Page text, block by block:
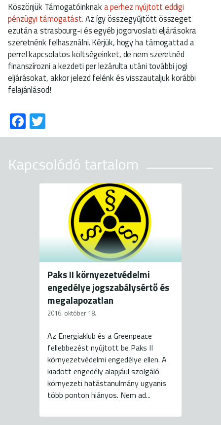
Köszönjük Támogatóinknak a perhez nyújtott eddigi
pénzügyi támogatást. Az így összegyűjtött összeget
ezután a strasbourg-i és egyéb jogorvoslati eljárásokra
szeretnénk felhasználni. Kérjük, hogy ha támogattad a
perrel kapcsolatos költségeinket, de nem szeretnéd
finanszírozni a kezdeti per lezárulta utáni további jogi
eljárásokat, akkor jelezd felénk és visszautaljuk korábbi
felajánlásod!
Fa
ce
o
ok
wi
er
Kapcsolódó tartalom
Paks II környezetvédelmi
engedélye jogszabálysértő és
megalapozatlan
2016. október 18.
Az Energiaklub és a Greenpeace
fellebbezést nyújtott be Paks II
környezetvédelmi engedélye ellen. A
kiadott engedély alapjául szolgáló
környezeti hatástanulmány ugyanis
több ponton hiányos. Nem ad...